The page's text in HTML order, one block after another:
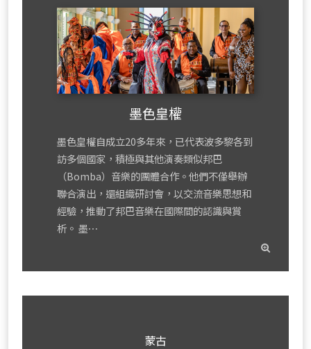
墨色皇權
墨色皇權自成立20多年來，已代表波多黎各到
訪多個國家，積極與其他演奏類似邦巴
（Bomba）音樂的團體合作。他們不僅舉辦
聯合演出，還組織研討會，以交流音樂思想和
經驗，推動了邦巴音樂在國際間的認識與賞
析。 墨⋯
蒙古